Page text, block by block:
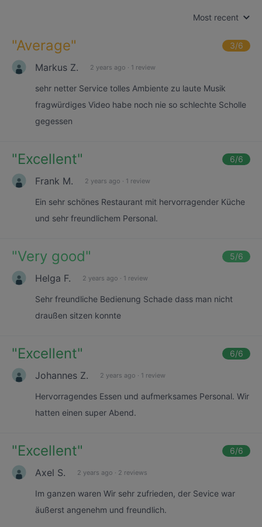
Most recent
"Average" 3/6
Markus Z. 2 years ago · 1 review
sehr netter Service tolles Ambiente zu laute Musik
fragwürdiges Video habe noch nie so schlechte Scholle
gegessen
"Excellent" 6/6
Frank M. 2 years ago · 1 review
Ein sehr schönes Restaurant mit hervorragender Küche
und sehr freundlichem Personal.
"Very good" 5/6
Helga F. 2 years ago · 1 review
Sehr freundliche Bedienung Schade dass man nicht
draußen sitzen konnte
"Excellent" 6/6
Johannes Z. 2 years ago · 1 review
Hervorragendes Essen und aufmerksames Personal. Wir
hatten einen super Abend.
"Excellent" 6/6
Axel S. 2 years ago · 2 reviews
Im ganzen waren Wir sehr zufrieden, der Sevice war
äußerst angenehm und freundlich.